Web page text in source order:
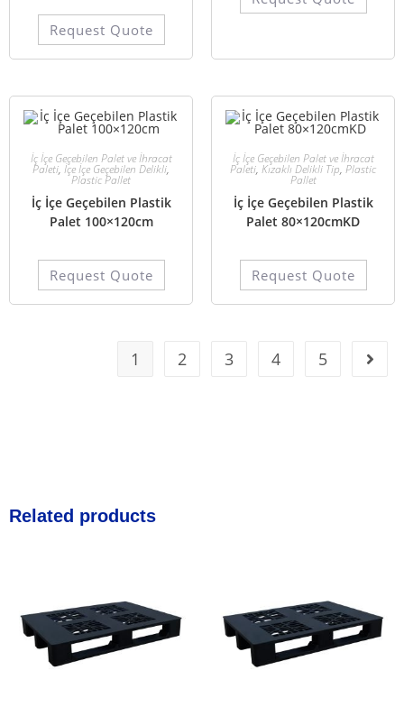
Request Quote
İç İçe Geçebilen Palet ve İhracat
Paleti, İçe İçe Geçebilen Delikli,
Plastic Pallet
İç İçe Geçebilen Plastik
Palet 100×120cm
Request Quote
İç İçe Geçebilen Palet ve İhracat
Paleti, Kızaklı Delikli Tip, Plastic
Pallet
İç İçe Geçebilen Plastik
Palet 80×120cmKD
Request Quote
1 2 3 4 5
Related products